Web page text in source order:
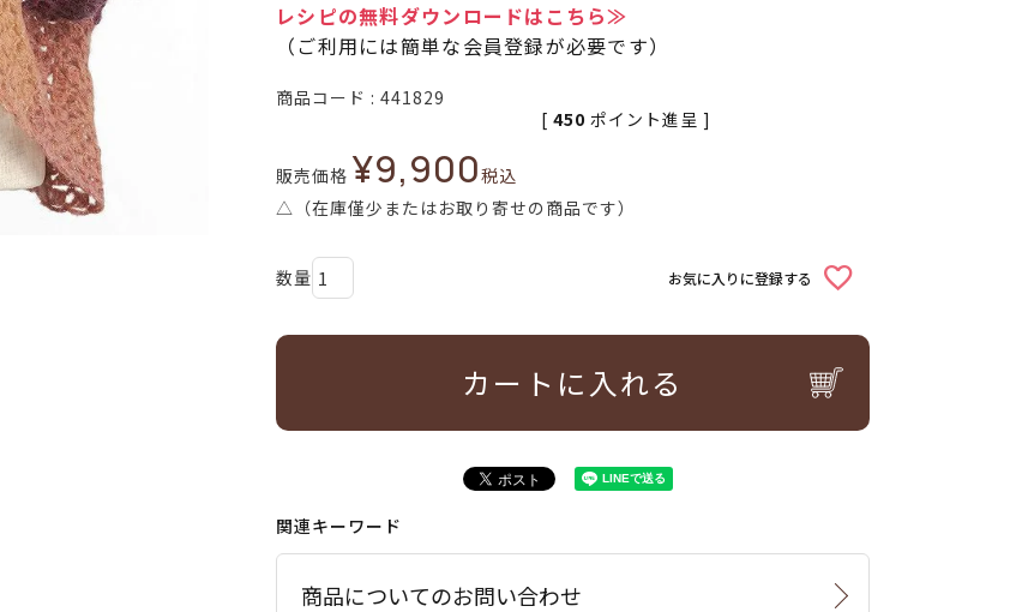
レシピの無料ダウンロードはこちら≫
（ご利用には簡単な会員登録が必要です）
商品コード 441829
販売価格 ¥9,900税込
[ 450 ポイント進呈 ]
△（在庫僅少またはお取り寄せの商品です）
お気に入りに登録する
カートに入れる
関連キーワード
商品についてのお問い合わせ